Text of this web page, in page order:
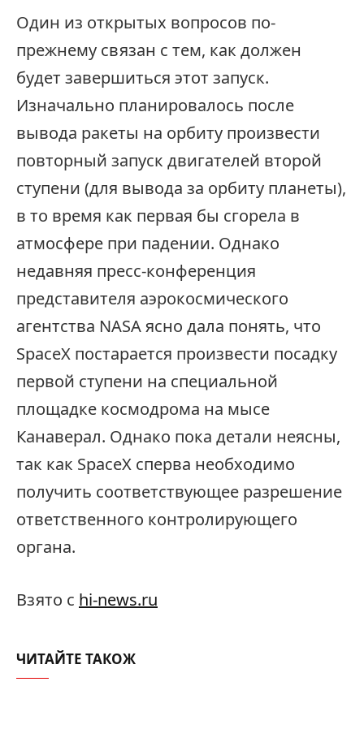
Один из открытых вопросов по-
прежнему связан с тем, как должен
будет завершиться этот запуск.
Изначально планировалось после
вывода ракеты на орбиту произвести
повторный запуск двигателей второй
ступени (для вывода за орбиту планеты),
в то время как первая бы сгорела в
атмосфере при падении. Однако
недавняя пресс-конференция
представителя аэрокосмического
агентства NASA ясно дала понять, что
SpaceX постарается произвести посадку
первой ступени на специальной
площадке космодрома на мысе
Канаверал. Однако пока детали неясны,
так как SpaceX сперва необходимо
получить соответствующее разрешение
ответственного контролирующего
органа.
Взято с hi-news.ru
ЧИТАЙТЕ ТАКОЖ